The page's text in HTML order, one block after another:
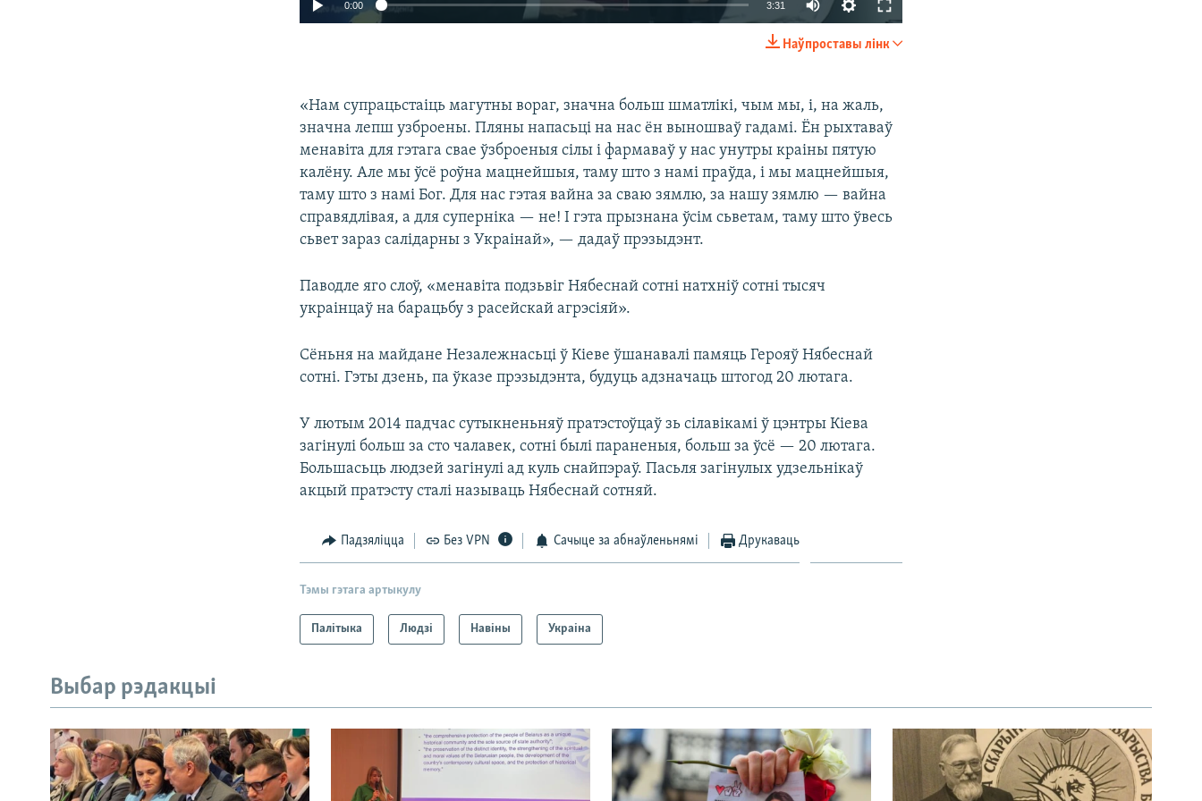
0:00 3:31
Наўпроставы лінк
«Нам супрацьстаіць магутны вораг, значна больш шматлікі, чым мы, і, на жаль,
значна лепш узброены. Пляны напасьці на нас ён выношваў гадамі. Ён рыхтаваў
менавіта для гэтага свае ўзброеныя сілы і фармаваў у нас унутры краіны пятую
калёну. Але мы ўсё роўна мацнейшыя, таму што з намі праўда, і мы мацнейшыя,
таму што з намі Бог. Для нас гэтая вайна за сваю зямлю, за нашу зямлю — вайна
справядлівая, а для суперніка — не! І гэта прызнана ўсім сьветам, таму што ўвесь
сьвет зараз салідарны з Украінай», — дадаў прэзыдэнт.
Паводле яго слоў, «менавіта подзьвіг Нябеснай сотні натхніў сотні тысяч
украінцаў на барацьбу з расейскай агрэсіяй».​
Сёньня на майдане Незалежнасьці ў Кіеве ўшанавалі памяць Герояў Нябеснай
сотні. Гэты дзень, па ўказе прэзыдэнта, будуць адзначаць штогод 20 лютага.
У лютым 2014 падчас сутыкненьняў пратэстоўцаў зь сілавікамі ў цэнтры Кіева
загінулі больш за сто чалавек, сотні былі параненыя, больш за ўсё — 20 лютага.
Большасьць людзей загінулі ад куль снайпэраў. Пасьля загінулых удзельнікаў
акцый пратэсту сталі называць Нябеснай сотняй.
Падзяліцца Без VPN Сачыце за абнаўленьнямі Друкаваць
Тэмы гэтага артыкулу
Палітыка Людзі Навіны Украіна
Выбар рэдакцыі